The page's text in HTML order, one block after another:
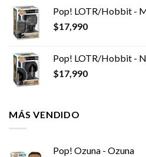
Pop! LOTR/Hobbit -
$17,990
Pop! LOTR/Hobbit -
$17,990
MÁS VENDIDO
Pop! Ozuna - Ozuna